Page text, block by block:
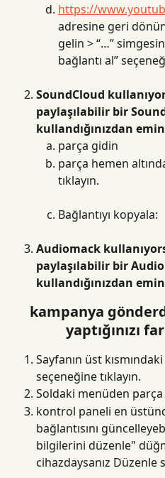
https://
adresine geri
gelin > “…”
bağlantı al”
SoundCloud
paylaşılabilir bir
kullandığınızdan
parça gidin
parça hemen
tıklayın.
Bağlantıyı kopyala:
Audiomack
paylaşılabilir bir
kullandığınızdan
kampanya
yaptığınızı
Sayfanın üst
seçeneğine tıklayın.
Soldaki menüden parça
kontrol paneli en
bağlantısını
bilgilerini düzenle"
cihazdaysanız